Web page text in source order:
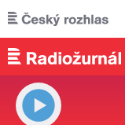
Přejít k hlavnímu